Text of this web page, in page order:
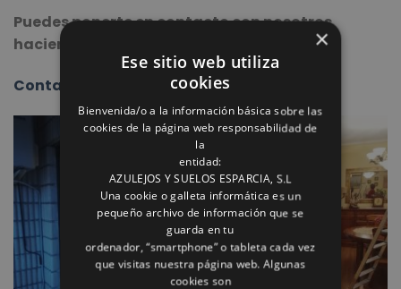
Puedes ponerte en contacto con nosotros
haciendo click en el siguiente enlace:
Contacto Reformas Rómulo
×
Ese sitio web utiliza
cookies
Bienvenida/o a la información básica sobre las
cookies de la página web responsabilidad de
la
entidad:
AZULEJOS Y SUELOS ESPARCIA, S.L
Una cookie o galleta informática es un
pequeño archivo de información que se
guarda en tu
ordenador, “smartphone” o tableta cada vez
que visitas nuestra página web. Algunas
cookies son